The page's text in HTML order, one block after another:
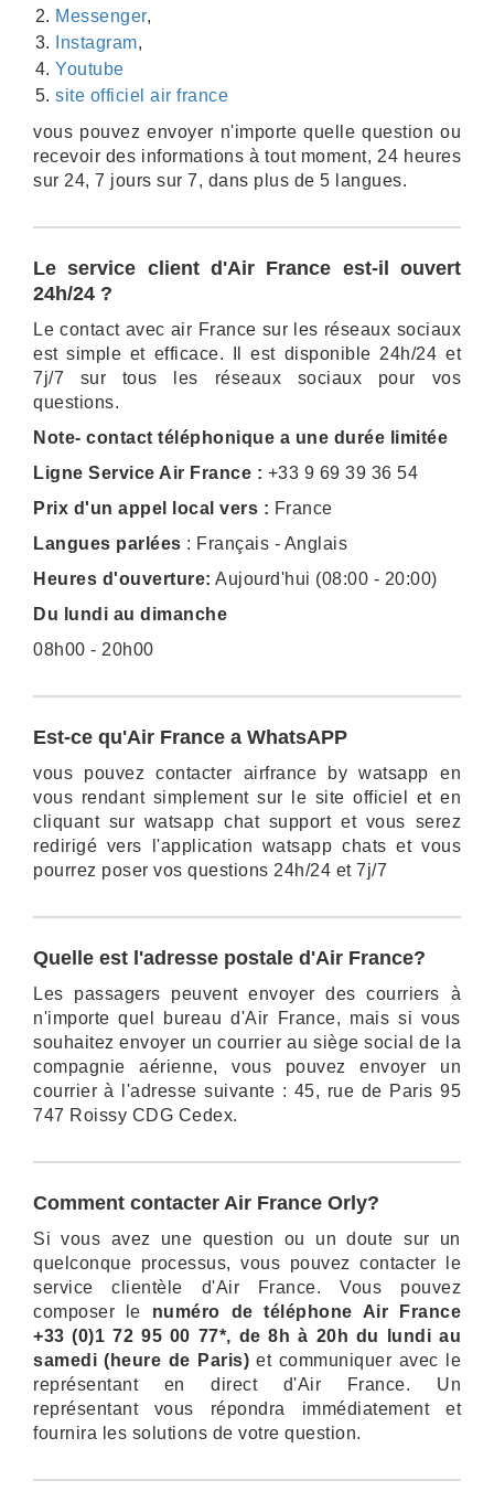
Messenger,
Instagram,
Youtube
site officiel air france
vous pouvez envoyer n'importe quelle question ou
recevoir des informations à tout moment, 24 heures
sur 24, 7 jours sur 7, dans plus de 5 langues.
Le service client d'Air France est-il ouvert
24h/24 ?
Le contact avec air France sur les réseaux sociaux
est simple et efficace. Il est disponible 24h/24 et
7j/7 sur tous les réseaux sociaux pour vos
questions.
Note- contact téléphonique a une durée limitée
Ligne Service Air France : +33 9 69 39 36 54
Prix d'un appel local vers : France
Langues parlées : Français - Anglais
Heures d'ouverture: Aujourd'hui (08:00 - 20:00)
Du lundi au dimanche
08h00 - 20h00
Est-ce qu'Air France a WhatsAPP
vous pouvez contacter airfrance by watsapp en
vous rendant simplement sur le site officiel et en
cliquant sur watsapp chat support et vous serez
redirigé vers l'application watsapp chats et vous
pourrez poser vos questions 24h/24 et 7j/7
Quelle est l'adresse postale d'Air France?
Les passagers peuvent envoyer des courriers à
n'importe quel bureau d'Air France, mais si vous
souhaitez envoyer un courrier au siège social de la
compagnie aérienne, vous pouvez envoyer un
courrier à l'adresse suivante : 45, rue de Paris 95
747 Roissy CDG Cedex.
Comment contacter Air France Orly?
Si vous avez une question ou un doute sur un
quelconque processus, vous pouvez contacter le
service clientèle d'Air France. Vous pouvez
composer le numéro de téléphone Air France
+33 (0)1 72 95 00 77*, de 8h à 20h du lundi au
samedi (heure de Paris) et communiquer avec le
représentant en direct d'Air France. Un
représentant vous répondra immédiatement et
fournira les solutions de votre question.